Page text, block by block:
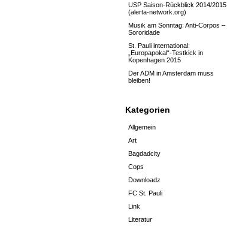
USP Saison-Rückblick 2014/2015
(alerta-network.org)
Musik am Sonntag: Anti-Corpos –
Sororidade
St. Pauli international:
„Europapokal“-Testkick in
Kopenhagen 2015
Der ADM in Amsterdam muss
bleiben!
Kategorien
Allgemein
Art
Bagdadcity
Cops
Downloadz
FC St. Pauli
Link
Literatur